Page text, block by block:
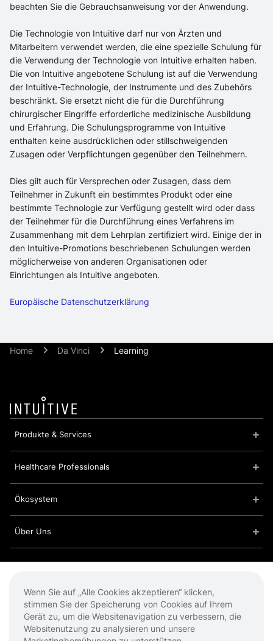
beachten Sie die Gebrauchsanweisung vor der Anwendung.
Die Technologie von Intuitive darf nur von Ärzten und
Mitarbeitern verwendet werden, die eine spezielle Schulung für
die Verwendung der Technologie von Intuitive erhalten haben.
Die von Intuitive angebotene Schulung ist auf die Verwendung
der Intuitive-Technologie, der Instrumente und des Zubehörs
beschränkt. Sie ersetzt nicht die für die Durchführung
chirurgischer Eingriffe erforderliche medizinische Ausbildung
und Erfahrung. Die Schulungsprogramme von Intuitive
enthalten keine ausdrücklichen oder stillschweigenden
Zusagen oder Verpflichtungen gegenüber den Teilnehmern.
Dies gilt auch für Versprechen oder Zusagen, dass dem
Teilnehmer in Zukunft ein bestimmtes Produkt oder eine
bestimmte Technologie zur Verfügung gestellt wird oder dass
der Teilnehmer für die Durchführung eines Verfahrens im
Zusammenhang mit dem Lehrplan zertifiziert wird. Einige der in
den Intuitive-Promotions beschriebenen Schulungen werden
möglicherweise von anderen Organisationen oder
Einrichtungen als Intuitive angeboten.
Europäische Datenschutzerklärung
Home Da Vinci Learning
Produkte & Services
Healthcare Professionals
Ökosystem
Über Uns
Datenschutzbestimmungen
Nutzungsbedingungen
Wenn Sie auf „Alle Cookies akzeptieren“ klicken,
stimmen Sie der Speicherung von Cookies auf Ihrem
Gerät zu, um die Websitenavigation zu verbessern, die
Websitenutzung zu analysieren und unsere